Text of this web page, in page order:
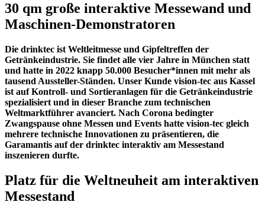
30 qm große interaktive Messewand und
Maschinen-Demonstratoren
Die drinktec ist Weltleitmesse und Gipfeltreffen der
Getränkeindustrie. Sie findet alle vier Jahre in München statt
und hatte in 2022 knapp 50.000 Besucher*innen mit mehr als
tausend Aussteller-Ständen. Unser Kunde vision-tec aus Kassel
ist auf Kontroll- und Sortieranlagen für die Getränkeindustrie
spezialisiert und in dieser Branche zum technischen
Weltmarktführer avanciert. Nach Corona bedingter
Zwangspause ohne Messen und Events hatte vision-tec gleich
mehrere technische Innovationen zu präsentieren, die
Garamantis auf der drinktec interaktiv am Messestand
inszenieren durfte.
Platz für die Weltneuheit am interaktiven
Messestand